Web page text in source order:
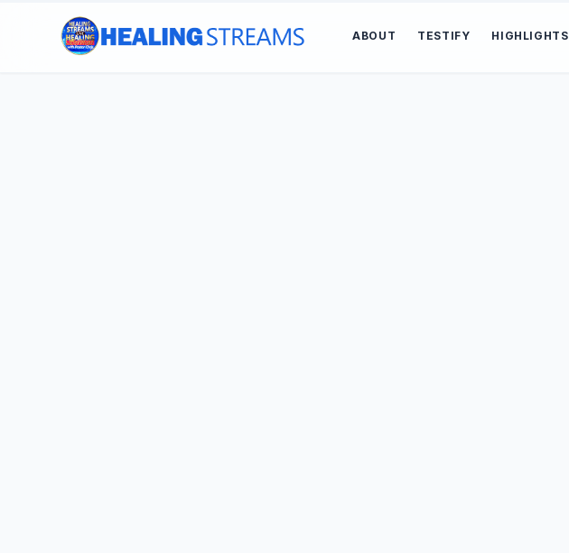
ABOUT TESTIFY HIGHLIGHTS